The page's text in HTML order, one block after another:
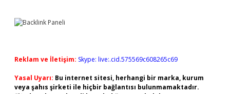
Reklam ve İletişim: Skype: live:.cid.575569c608265c69
Yasal Uyarı: Bu internet sitesi, herhangi bir marka, kurum
veya şahıs şirketi ile hiçbir bağlantısı bulunmamaktadır.